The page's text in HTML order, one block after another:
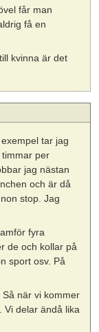
får man
få en
kvinna är det
tar jag
per
jag nästan
och är då
stop. Jag
fyra
de och kollar på
sport osv. På
när vi kommer
Vi delar ändå lika